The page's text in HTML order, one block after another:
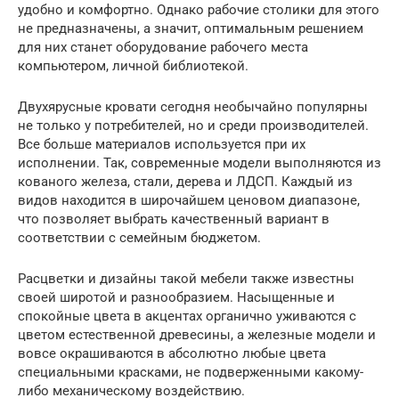
удобно и комфортно. Однако рабочие столики для этого
не предназначены, а значит, оптимальным решением
для них станет оборудование рабочего места
компьютером, личной библиотекой.
Двухярусные кровати сегодня необычайно популярны
не только у потребителей, но и среди производителей.
Все больше материалов используется при их
исполнении. Так, современные модели выполняются из
кованого железа, стали, дерева и ЛДСП. Каждый из
видов находится в широчайшем ценовом диапазоне,
что позволяет выбрать качественный вариант в
соответствии с семейным бюджетом.
Расцветки и дизайны такой мебели также известны
своей широтой и разнообразием. Насыщенные и
спокойные цвета в акцентах органично уживаются с
цветом естественной древесины, а железные модели и
вовсе окрашиваются в абсолютно любые цвета
специальными красками, не подверженными какому-
либо механическому воздействию.